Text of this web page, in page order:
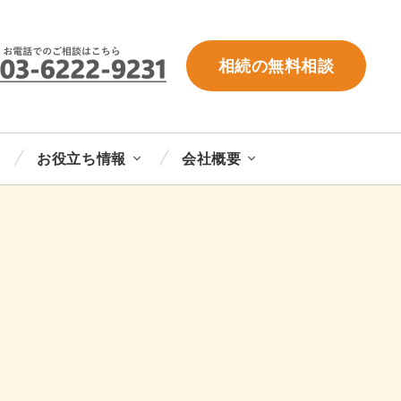
相続の無料相談
お役立ち情報 会社概要